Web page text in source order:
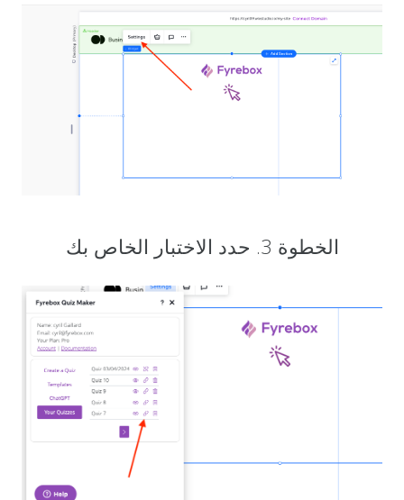
الخطوة 3. حدد الاختبار الخاص بك